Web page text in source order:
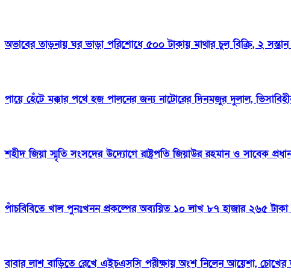
অভাবের তাড়নায় ঘর ভাড়া পরিশোধে ৫০০ টাকায় মাথার চুল বিক্রি, ২ সন্তান
পায়ে হেঁটে মক্কার পথে হজ পালনের জন্য নাটোরের দিনমজুর দুলাল,
শহীদ জিয়া স্মৃতি সংসদের উদ্যোগে রাষ্ট্রপতি জিয়াউর রহমান ও সাবেক
পাঁচবিবিতে খাল পুনঃখনন প্রকল্পের অব্যয়িত ১০ লাখ ৮৭ হাজার ২৬৫ টাকা
বাবার লাশ বাড়িতে রেখে এইচএসসি পরীক্ষায় অংশ নিলেন আয়েশা, চোখের